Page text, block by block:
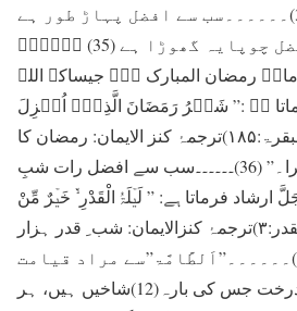
دریائے نیل ہیں (33)۔۔۔۔۔۔سب سے افضل پہاڑ طور ہے
(34)۔۔۔۔۔۔سب سے افضل چوپایہ گھوڑا ہے (35) ۔۔۔۔۔۔
رمضان المبارک ہے۔ جیساکہ اللہ
ہے :” شَہۡرُ رَمَضَانَ الَّذِیۡۤ اُنۡزِلَ
فِیۡہِ الْقُرْاٰنُ (پ۲، البقرۃ:۱۸۵)ترجمۂ کنز الایمان: رمضان کا
مہینہ جس میں قرآ ن اُترا۔” (36)۔۔۔۔۔۔سب سے افضل رات شبِ
ارشاد فرماتا ہے: ” لَیۡلَۃُ الْقَدْرِ ۬ۙ خَیۡرٌ مِّنْ
اَلْفِ شَہۡرٍ ؕ﴿ؔ۳﴾ (پ۳0، القدر:۳)ترجمۂ کنزالایمان: شب ِ قدر ہزار
مہینوں سے بہتر۔” (37)۔۔۔۔۔۔”اَلطَّامَّۃ”سے مراد قیامت
ہے (38)۔۔۔۔۔۔ وہ درخت جس کی بارہ(12)شاخیں ہیں، ہر